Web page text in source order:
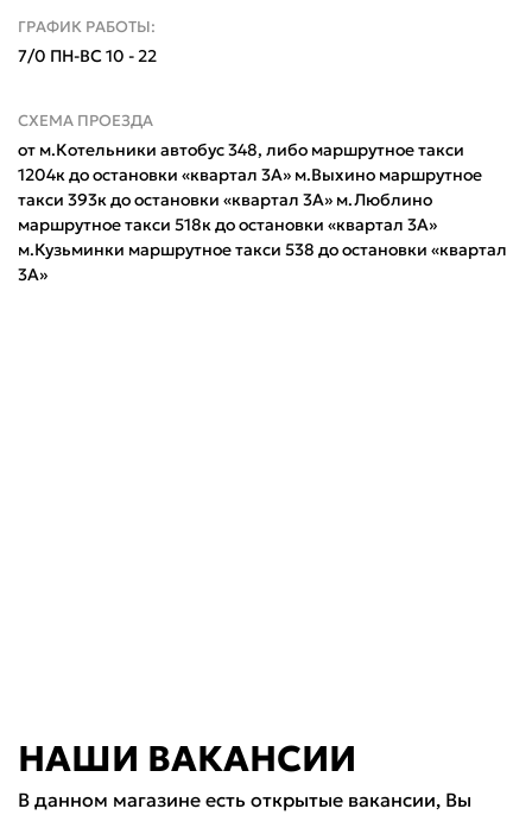
ГРАФИК РАБОТЫ:
7/0 ПН-ВС 10 - 22
СХЕМА ПРОЕЗДА
от м.Котельники автобус 348, либо маршрутное такси
1204к до остановки «квартал 3А» м.Выхино маршрутное
такси 393к до остановки «квартал 3А» м.Люблино
маршрутное такси 518к до остановки «квартал 3А»
м.Кузьминки маршрутное такси 538 до остановки «квартал
3А»
НАШИ ВАКАНСИИ
В данном магазине есть открытые вакансии, Вы